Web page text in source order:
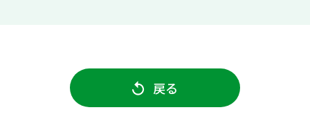
戻る